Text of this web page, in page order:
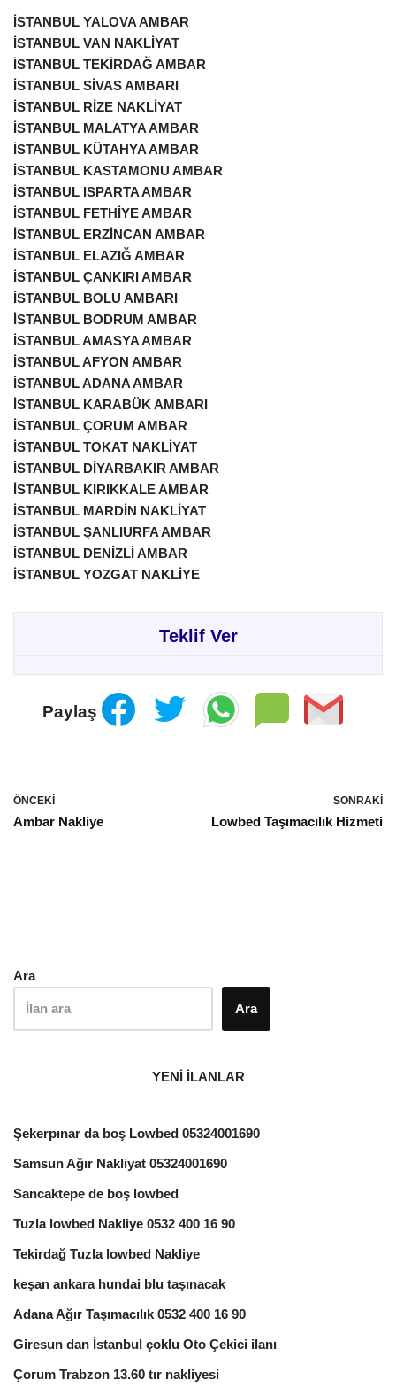
İSTANBUL YALOVA AMBAR
İSTANBUL VAN NAKLİYAT
İSTANBUL TEKİRDAĞ AMBAR
İSTANBUL SİVAS AMBARI
İSTANBUL RİZE NAKLİYAT
İSTANBUL MALATYA AMBAR
İSTANBUL KÜTAHYA AMBAR
İSTANBUL KASTAMONU AMBAR
İSTANBUL ISPARTA AMBAR
İSTANBUL FETHİYE AMBAR
İSTANBUL ERZİNCAN AMBAR
İSTANBUL ELAZIĞ AMBAR
İSTANBUL ÇANKIRI AMBAR
İSTANBUL BOLU AMBARI
İSTANBUL BODRUM AMBAR
İSTANBUL AMASYA AMBAR
İSTANBUL AFYON AMBAR
İSTANBUL ADANA AMBAR
İSTANBUL KARABÜK AMBARI
İSTANBUL ÇORUM AMBAR
İSTANBUL TOKAT NAKLİYAT
İSTANBUL DİYARBAKIR AMBAR
İSTANBUL KIRIKKALE AMBAR
İSTANBUL MARDİN NAKLİYAT
İSTANBUL ŞANLIURFA AMBAR
İSTANBUL DENİZLİ AMBAR
İSTANBUL YOZGAT NAKLİYE
Teklif Ver
Paylaş
ÖNCEKI
Ambar Nakliye
SONRAKI
Lowbed Taşımacılık Hizmeti
Ara
Ara
YENİ İLANLAR
Şekerpınar da boş Lowbed 05324001690
Samsun Ağır Nakliyat 05324001690
Sancaktepe de boş lowbed
Tuzla lowbed Nakliye 0532 400 16 90
Tekirdağ Tuzla lowbed Nakliye
keşan ankara hundai blu taşınacak
Adana Ağır Taşımacılık 0532 400 16 90
Giresun dan İstanbul çoklu Oto Çekici ilanı
Çorum Trabzon 13.60 tır nakliyesi